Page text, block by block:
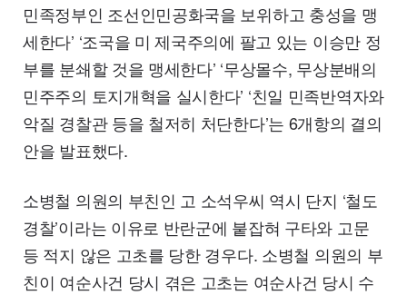
민족정부인 조선인민공화국을 보위하고 충성을 맹
세한다’ ‘조국을 미 제국주의에 팔고 있는 이승만 정
부를 분쇄할 것을 맹세한다’ ‘무상몰수, 무상분배의
민주주의 토지개혁을 실시한다’ ‘친일 민족반역자와
악질 경찰관 등을 철저히 처단한다’는 6개항의 결의
안을 발표했다.
소병철 의원의 부친인 고 소석우씨 역시 단지 ‘철도
경찰’이라는 이유로 반란군에 붙잡혀 구타와 고문
등 적지 않은 고초를 당한 경우다. 소병철 의원의 부
친이 여순사건 당시 겪은 고초는 여순사건 당시 수